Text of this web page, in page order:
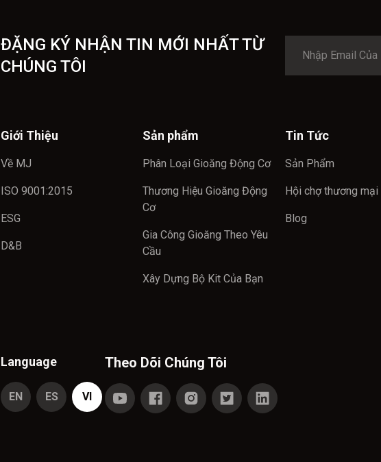
ĐẶNG KÝ NHẬN TIN MỚI NHẤT TỪ
CHÚNG TÔI
Giới Thiệu
Về MJ
ISO 9001:2015
ESG
D&B
Sản phẩm
Phân Loại Gioăng Động Cơ
Thương Hiệu Gioăng Động
Cơ
Gia Công Gioăng Theo Yêu
Cầu
Xây Dựng Bộ Kit Của Bạn
Tin Tức
Sản Phẩm
Hội chợ thương mại
Blog
Language
EN ES VI
Theo Dõi Chúng Tôi